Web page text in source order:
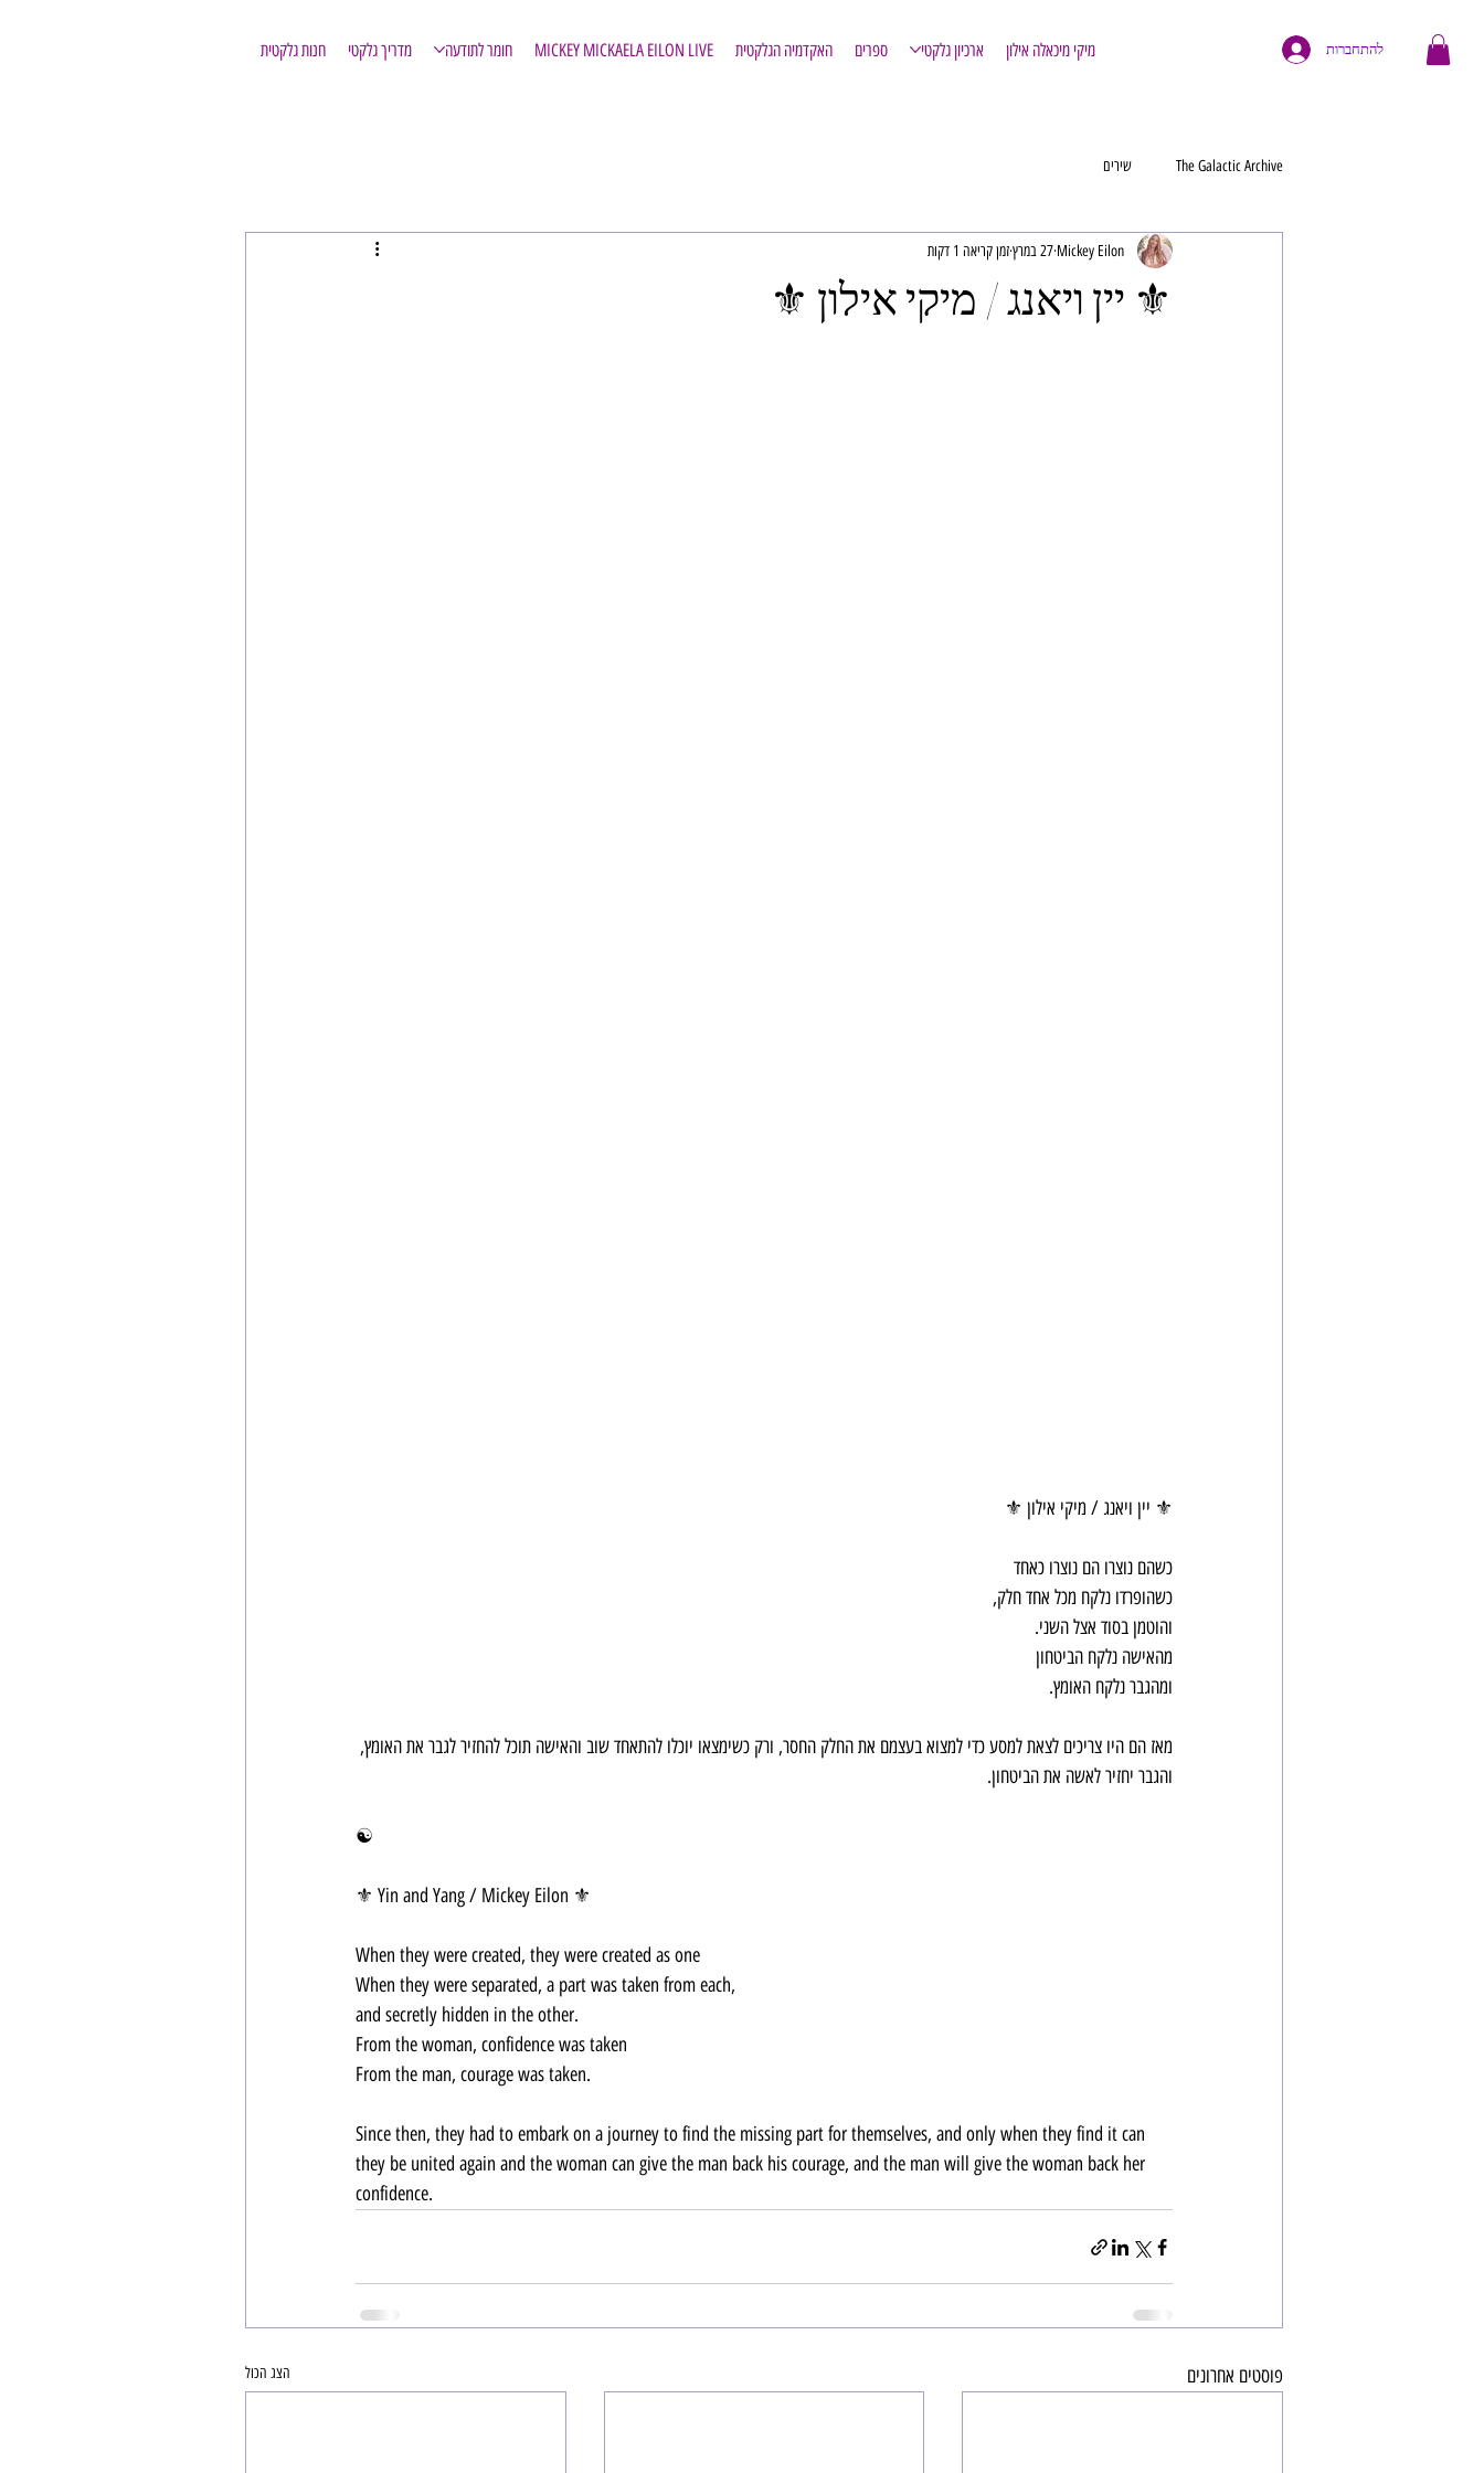
מיקי מיכאלה אילון ארכיון גלקטי ספרים האקדמיה הגלקטית MICKEY MICKAELA EILON LIVE חומר לתודעה מדריך גלקטי חנות גלקטית להתחברות
The Galactic Archive שירים
⚜️ יין ויאנג / מיקי אילון ⚜️
Mickey Eilon 27 במרץ זמן קריאה 1 דקות
⚜️ יין ויאנג / מיקי אילון ⚜️
כשהם נוצרו הם נוצרו כאחד
כשהופרדו נלקח מכל אחד חלק,
והוטמן בסוד אצל השני.
מהאישה נלקח הביטחון
ומהגבר נלקח האומץ.
מאז הם היו צריכים לצאת למסע כדי למצוא בעצמם את החלק החסר, ורק כשימצאו יוכלו להתאחד שוב והאישה תוכל להחזיר לגבר את האומץ,
והגבר יחזיר לאשה את הביטחון.
☯️
⚜️ Yin and Yang / Mickey Eilon ⚜️
When they were created, they were created as one
When they were separated, a part was taken from each,
and secretly hidden in the other.
From the woman, confidence was taken
From the man, courage was taken.
Since then, they had to embark on a journey to find the missing part for themselves, and only when they find it can
they be united again and the woman can give the man back his courage, and the man will give the woman back her
confidence.
פוסטים אחרונים הצג הכול